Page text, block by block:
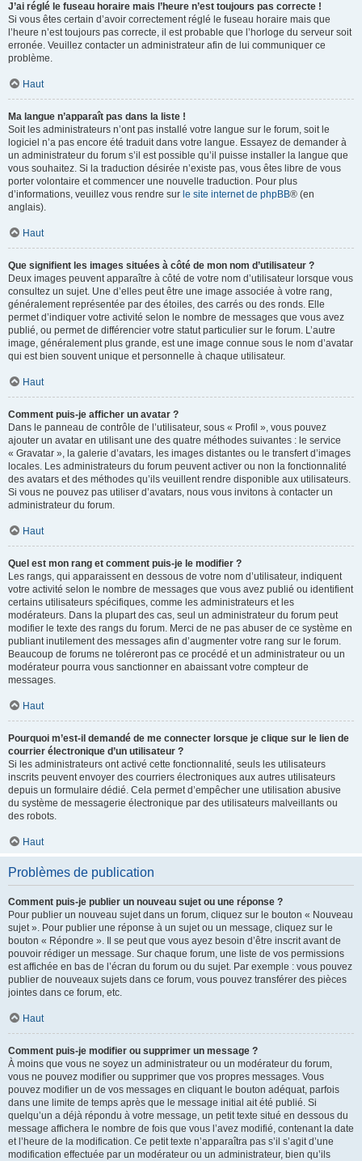
J’ai réglé le fuseau horaire mais l’heure n’est toujours pas correcte !
Si vous êtes certain d’avoir correctement réglé le fuseau horaire mais que
l’heure n’est toujours pas correcte, il est probable que l’horloge du serveur soit
erronée. Veuillez contacter un administrateur afin de lui communiquer ce
problème.
Haut
Ma langue n’apparaît pas dans la liste !
Soit les administrateurs n’ont pas installé votre langue sur le forum, soit le
logiciel n’a pas encore été traduit dans votre langue. Essayez de demander à
un administrateur du forum s’il est possible qu’il puisse installer la langue que
vous souhaitez. Si la traduction désirée n’existe pas, vous êtes libre de vous
porter volontaire et commencer une nouvelle traduction. Pour plus
d’informations, veuillez vous rendre sur le site internet de phpBB® (en
anglais).
Haut
Que signifient les images situées à côté de mon nom d’utilisateur ?
Deux images peuvent apparaître à côté de votre nom d’utilisateur lorsque vous
consultez un sujet. Une d’elles peut être une image associée à votre rang,
généralement représentée par des étoiles, des carrés ou des ronds. Elle
permet d’indiquer votre activité selon le nombre de messages que vous avez
publié, ou permet de différencier votre statut particulier sur le forum. L’autre
image, généralement plus grande, est une image connue sous le nom d’avatar
qui est bien souvent unique et personnelle à chaque utilisateur.
Haut
Comment puis-je afficher un avatar ?
Dans le panneau de contrôle de l’utilisateur, sous « Profil », vous pouvez
ajouter un avatar en utilisant une des quatre méthodes suivantes : le service
« Gravatar », la galerie d’avatars, les images distantes ou le transfert d’images
locales. Les administrateurs du forum peuvent activer ou non la fonctionnalité
des avatars et des méthodes qu’ils veuillent rendre disponible aux utilisateurs.
Si vous ne pouvez pas utiliser d’avatars, nous vous invitons à contacter un
administrateur du forum.
Haut
Quel est mon rang et comment puis-je le modifier ?
Les rangs, qui apparaissent en dessous de votre nom d’utilisateur, indiquent
votre activité selon le nombre de messages que vous avez publié ou identifient
certains utilisateurs spécifiques, comme les administrateurs et les
modérateurs. Dans la plupart des cas, seul un administrateur du forum peut
modifier le texte des rangs du forum. Merci de ne pas abuser de ce système en
publiant inutilement des messages afin d’augmenter votre rang sur le forum.
Beaucoup de forums ne toléreront pas ce procédé et un administrateur ou un
modérateur pourra vous sanctionner en abaissant votre compteur de
messages.
Haut
Pourquoi m’est-il demandé de me connecter lorsque je clique sur le lien de
courrier électronique d’un utilisateur ?
Si les administrateurs ont activé cette fonctionnalité, seuls les utilisateurs
inscrits peuvent envoyer des courriers électroniques aux autres utilisateurs
depuis un formulaire dédié. Cela permet d’empêcher une utilisation abusive
du système de messagerie électronique par des utilisateurs malveillants ou
des robots.
Haut
Problèmes de publication
Comment puis-je publier un nouveau sujet ou une réponse ?
Pour publier un nouveau sujet dans un forum, cliquez sur le bouton « Nouveau
sujet ». Pour publier une réponse à un sujet ou un message, cliquez sur le
bouton « Répondre ». Il se peut que vous ayez besoin d’être inscrit avant de
pouvoir rédiger un message. Sur chaque forum, une liste de vos permissions
est affichée en bas de l’écran du forum ou du sujet. Par exemple : vous pouvez
publier de nouveaux sujets dans ce forum, vous pouvez transférer des pièces
jointes dans ce forum, etc.
Haut
Comment puis-je modifier ou supprimer un message ?
À moins que vous ne soyez un administrateur ou un modérateur du forum,
vous ne pouvez modifier ou supprimer que vos propres messages. Vous
pouvez modifier un de vos messages en cliquant le bouton adéquat, parfois
dans une limite de temps après que le message initial ait été publié. Si
quelqu’un a déjà répondu à votre message, un petit texte situé en dessous du
message affichera le nombre de fois que vous l’avez modifié, contenant la date
et l’heure de la modification. Ce petit texte n’apparaîtra pas s’il s’agit d’une
modification effectuée par un modérateur ou un administrateur, bien qu’ils